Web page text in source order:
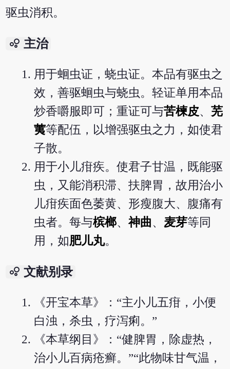
驱虫消积。
bubble_chart 主治
用于蛔虫证，蛲虫证。本品有驱虫之
效，善驱蛔虫与蛲虫。轻证单用本品
炒香嚼服即可；重证可与苦楝皮、芜
荑等配伍，以增强驱虫之力，如使君
子散。
用于小儿疳疾。使君子甘温，既能驱
虫，又能消积滞、扶脾胃，故用治小
儿疳疾面色萎黄、形瘦腹大、腹痛有
虫者。每与槟榔、神曲、 麦芽等同
用，如肥儿丸。
bubble_chart 文献别录
《开宝本草》：“主小儿五疳，小便
白浊，杀虫，疗泻痢。”
《本草纲目》：“健脾胃，除虚热，
治小儿百病疮癣。”“此物味甘气温，